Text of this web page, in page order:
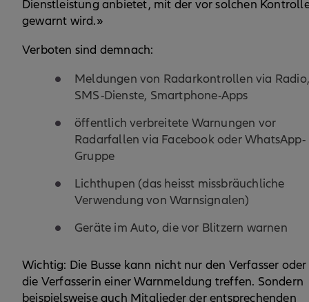
Dienstleistung anbietet, mit der vor solchen
gewarnt wird.»
Verboten sind demnach:
Meldungen von Radarkontrollen via
SMS-Dienste, Smartphone-Apps
öffentlich verbreitete Warnungen vor
Radarfallen via Facebook oder WhatsApp-
Gruppe
Lichthupen (das heisst missbräuchliche
Verwendung von Warnsignalen)
Geräte im Auto, die vor Blitzern warnen
Wichtig: Die Busse kann nicht nur den Verfasser oder
die Verfasserin einer Warnmeldung treffen. Sondern
beispielsweise auch Mitglieder der entsprechenden